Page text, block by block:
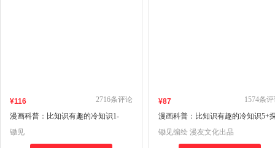
¥116
漫画科普：比知识有趣的冷知识1-
5+探险笔记（套装共6册）
2716条评论
锄见
¥87
漫画科普：比知识有趣的冷知识5+
险笔记（套装共2册）
1574条
锄见编绘 漫友文化出品